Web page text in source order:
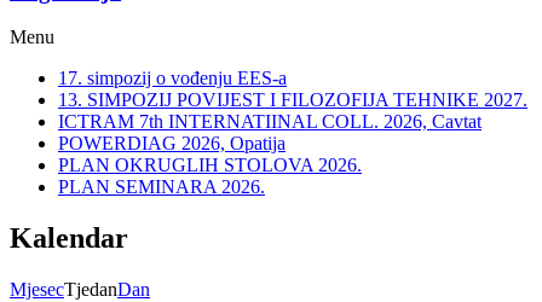
Menu
17. simpozij o vođenju EES-a
13. SIMPOZIJ POVIJEST I FILOZOFIJA TEHNIKE 2027.
ICTRAM 7th INTERNATIINAL COLL. 2026, Cavtat
POWERDIAG 2026, Opatija
PLAN OKRUGLIH STOLOVA 2026.
PLAN SEMINARA 2026.
Kalendar
MjesecTjedanDan